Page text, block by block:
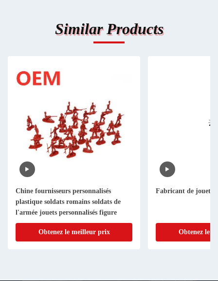
Similar Products
Chine fournisseurs personnalisés
plastique soldats romains soldats de
l'armée jouets personnalisés figure
Obtenez le meilleur prix
Fabricant de jouets
Obtenez le